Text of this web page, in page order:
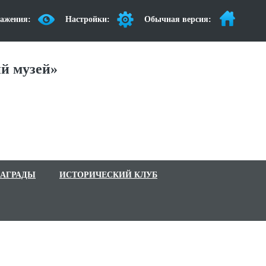
Настройки: Обычная версия:
музей»
ИСТОРИЧЕСКИЙ КЛУБ